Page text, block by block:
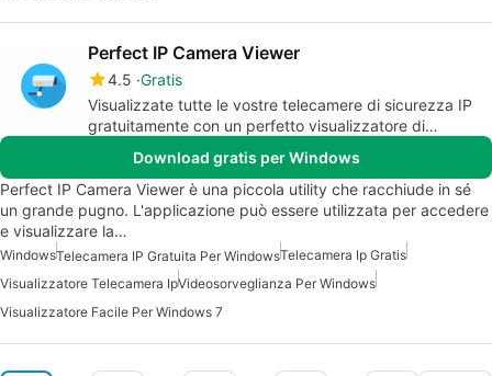
Perfect IP Camera Viewer
4.5 Gratis
Visualizzate tutte le vostre telecamere di sicurezza IP
gratuitamente con un perfetto visualizzatore di
Download gratis per Windows
Perfect IP Camera Viewer è una piccola utility che racchiude in sé
un grande pugno. L'applicazione può essere utilizzata per accedere
e visualizzare la…
WindowsTelecamera IP Gratuita Per WindowsTelecamera Ip Gratis
Visualizzatore Telecamera IpVideosorveglianza Per Windows
Visualizzatore Facile Per Windows 7